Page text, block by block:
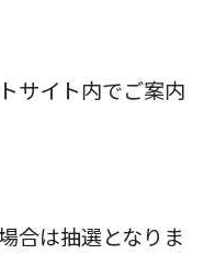
サイト内でご案内
合は抽選となりま